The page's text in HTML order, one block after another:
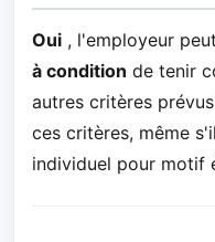
Oui , l'employeur
à condition de tenir
autres critères
ces critères, même
individuel pour motif